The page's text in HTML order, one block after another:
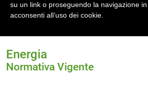
Home Normativa energetica regionale
Normativa Vigente
Energia
Normativa Vigente
su un link o proseguendo la navigazione in
acconsenti all’uso dei cookie.